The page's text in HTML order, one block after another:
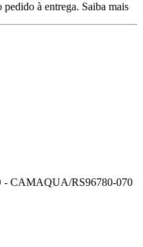
pedido à entrega. Saiba mais
- CAMAQUA/RS96780-070